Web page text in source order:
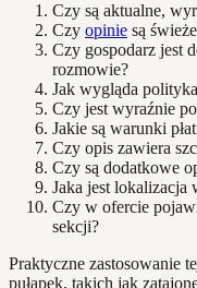
Czy są aktualne,
Czy opinie są
Czy gospodarz jest
rozmowie?
Jak wygląda
Czy jest wyraźnie
Jakie są warunki
Czy opis zawiera
Czy są dodatkowe
Jaka jest lokalizacja
Czy w ofercie
sekcji?
Praktyczne zastosowanie
pułapek, takich jak